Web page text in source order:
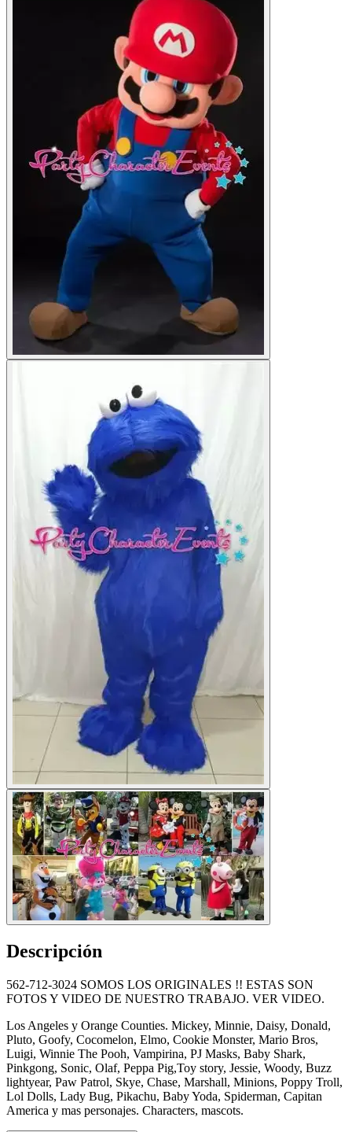
Descripción
562-712-3024 SOMOS LOS ORIGINALES !! ESTAS SON
FOTOS Y VIDEO DE NUESTRO TRABAJO. VER VIDEO.
Los Angeles y Orange Counties. Mickey, Minnie, Daisy, Donald,
Pluto, Goofy, Cocomelon, Elmo, Cookie Monster, Mario Bros,
Luigi, Winnie The Pooh, Vampirina, PJ Masks, Baby Shark,
Pinkgong, Sonic, Olaf, Peppa Pig,Toy story, Jessie, Woody, Buzz
lightyear, Paw Patrol, Skye, Chase, Marshall, Minions, Poppy Troll,
Lol Dolls, Lady Bug, Pikachu, Baby Yoda, Spiderman, Capitan
America y mas personajes. Characters, mascots.